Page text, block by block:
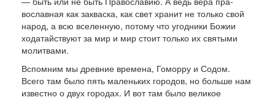
вославная как закваска, как свет хранит не только свой
народ, а всю вселенную, потому что угодники Божии
ходатайствуют за мир и мир стоит только их святыми
молитвами.
Вспомним мы древние времена, Гоморру и Со­дом.
Всего там было пять маленьких городов, но больше нам
известно о двух городах. И вот там было великое